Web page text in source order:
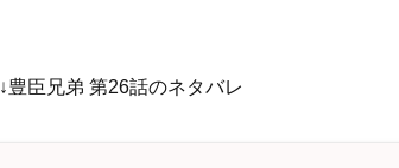
↓豊臣兄弟 第26話のネタバレ